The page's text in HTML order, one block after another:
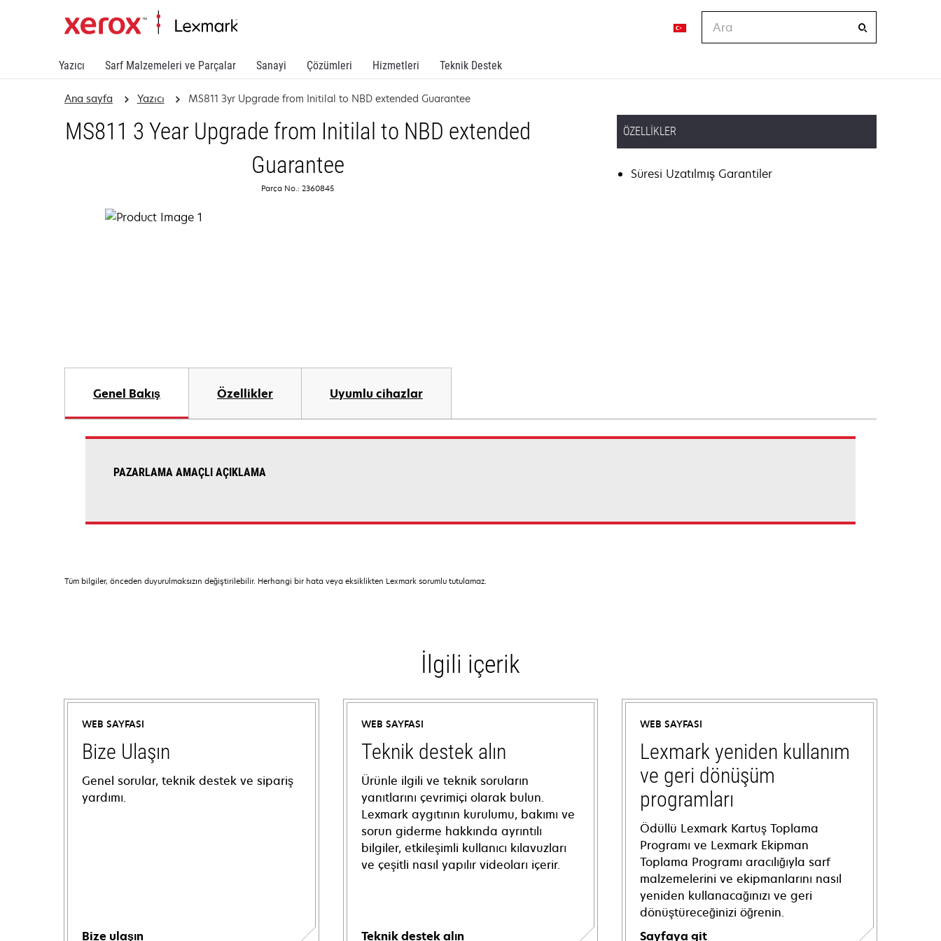
Yazıcı Sarf Malzemeleri ve Parçalar Sanayi Çözümleri Hizmetleri Teknik Destek
Ana sayfa Yazıcı MS811 3yr Upgrade from Initilal to NBD extended Guarantee
MS811 3 Year Upgrade from Initilal to NBD extended
Guarantee
Parça No.: 2360845
ÖZELLIKLER
Süresi Uzatılmış Garantiler
Genel Bakış Özellikler Uyumlu cihazlar
PAZARLAMA AMAÇLI AÇIKLAMA
Tüm bilgiler, önceden duyurulmaksızın değiştirilebilir. Herhangi bir hata veya eksiklikten Lexmark sorumlu tutulamaz.
İlgili içerik
WEB SAYFASI
Bize Ulaşın
Genel sorular, teknik destek ve sipariş
yardımı.
Bize ulaşın
WEB SAYFASI
Teknik destek alın
Ürünle ilgili ve teknik soruların
yanıtlarını çevrimiçi olarak bulun.
Lexmark aygıtının kurulumu, bakımı ve
sorun giderme hakkında ayrıntılı
bilgiler, etkileşimli kullanıcı kılavuzları
ve çeşitli nasıl yapılır videoları içerir.
Teknik destek alın
WEB SAYFASI
Lexmark yeniden kullanım
ve geri dönüşüm
programları
Ödüllü Lexmark Kartuş Toplama
Programı ve Lexmark Ekipman
Toplama Programı aracılığıyla sarf
malzemelerini ve ekipmanlarını nasıl
yeniden kullanacağınızı ve geri
dönüştüreceğinizi öğrenin.
Sayfaya git